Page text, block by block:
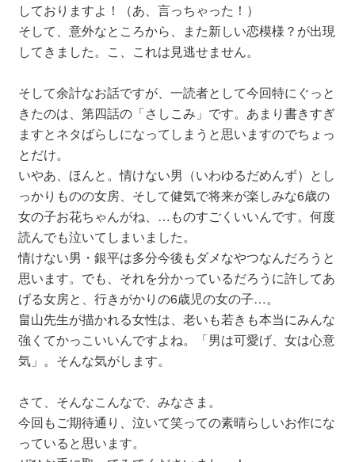
しておりますよ！（あ、言っちゃった！）
そして、意外なところから、また新しい恋模様？が出現
してきました。こ、これは見逃せません。
そして余計なお話ですが、一読者として今回特にぐっと
きたのは、第四話の「さしこみ」です。あまり書きすぎ
ますとネタばらしになってしまうと思いますのでちょっ
とだけ。
いやあ、ほんと。情けない男（いわゆるだめんず）とし
っかりものの女房、そして健気で将来が楽しみな6歳の
女の子お花ちゃんがね、…ものすごくいいんです。何度
読んでも泣いてしまいました。
情けない男・銀平は多分今後もダメなやつなんだろうと
思います。でも、それを分かっているだろうに許してあ
げる女房と、行きがかりの6歳児の女の子…。
畠山先生が描かれる女性は、老いも若きも本当にみんな
強くてかっこいいんですよね。「男は可愛げ、女は心意
気」。そんな気がします。
さて、そんなこんなで、みなさま。
今回もご期待通り、泣いて笑っての素晴らしいお作にな
っていると思います。